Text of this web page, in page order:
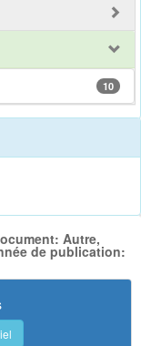
10
Autre,
de publication: